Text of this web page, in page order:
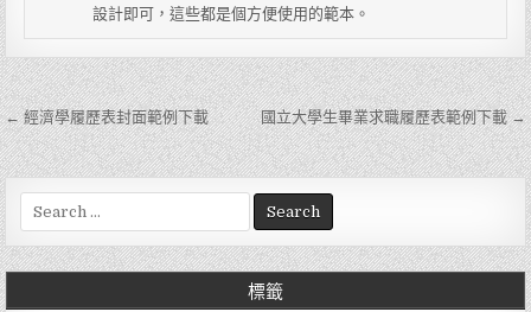
設計即可，這些都是個方便使用的範本。
文
章
導
覽
← 經濟學履歷表封面範例下載 國立大學生畢業求職履歷表範例下載 →
e
a
r
標籤